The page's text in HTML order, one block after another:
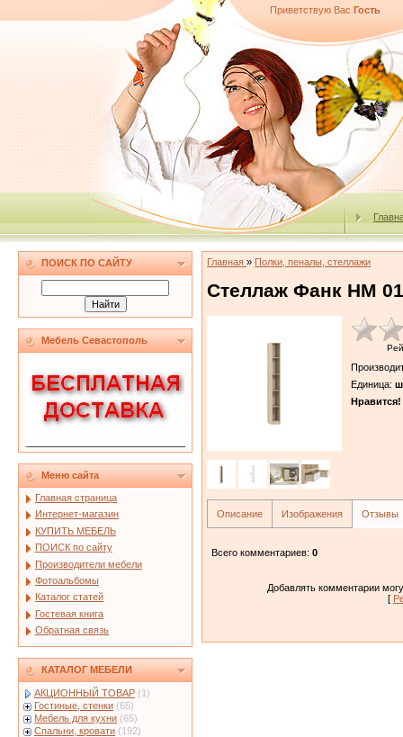
Приветствую Вас Гость
ПОИСК ПО САЙТУ
Мебель Севастополь
Меню сайта
Главная страница
Интернет-магазин
КУПИТЬ МЕБЕЛЬ
ПОИСК по сайту
Производители мебели
Фотоальбомы
Каталог статей
Гостевая книга
Обратная связь
КАТАЛОГ МЕБЕЛИ
АКЦИОННЫЙ ТОВАР (1)
Гостиные, стенки (65)
Мебель для кухни (65)
Спальни, кровати (192)
Главная » Полки, пеналы, стеллажи
Стеллаж Фанк НМ
Единица:
Нравится!
Описание Изображения Отзывы
Всего комментариев: 0
Добавлять комментарии
[